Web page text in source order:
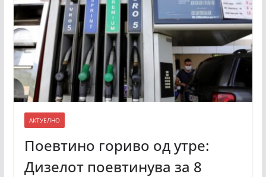
АКТУЕЛНО
Поевтино гориво од утре:
Дизелот поевтинува за 8